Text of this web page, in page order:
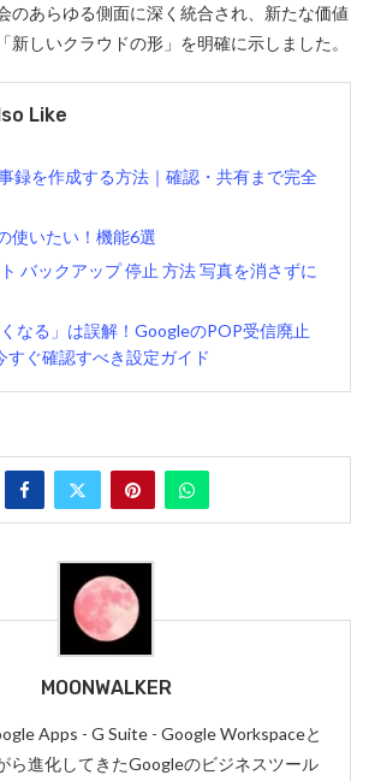
のあらゆる側面に深く統合され、新たな価値
新しいクラウドの形」を明確に示しました。
Like
録を作成する方法｜確認・共有まで完全
使いたい！機能6選
バックアップ 停止 方法 写真を消さずに
くなる」は誤解！GoogleのPOP受信廃止
すぐ確認すべき設定ガイド
MOONWALKER
Apps - G Suite - Google Workspaceと
ら進化してきたGoogleのビジネスツール